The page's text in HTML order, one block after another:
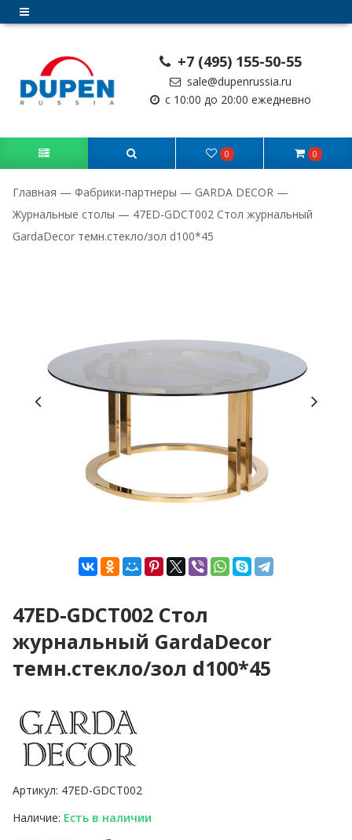
+7 (495) 155-50-55
sale@dupenrussia.ru
с 10:00 до 20:00 ежедневно
0 0
Главная — Фабрики-партнеры — GARDA DECOR —
Журнальные столы — 47ED-GDCT002 Стол журнальный
GardaDecor темн.стекло/зол d100*45
47ED-GDCT002 Стол
журнальный GardaDecor
темн.стекло/зол d100*45
Артикул: 47ED-GDCT002
Наличие: Есть в наличии